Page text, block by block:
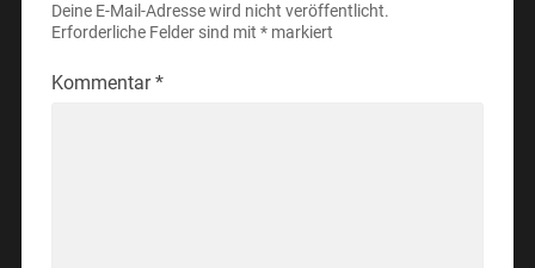
Deine E-Mail-Adresse wird nicht veröffentlicht.
Erforderliche Felder sind mit *markiert
Kommentar*